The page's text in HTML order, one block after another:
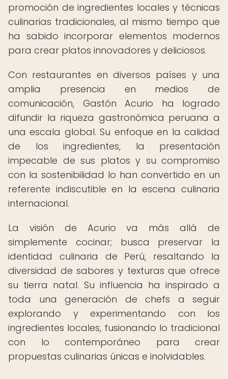
promoción de ingredientes locales y técnicas
culinarias tradicionales, al mismo tiempo que
ha sabido incorporar elementos modernos
para crear platos innovadores y deliciosos.
Con restaurantes en diversos países y una
amplia presencia en medios de
comunicación, Gastón Acurio ha logrado
difundir la riqueza gastronómica peruana a
una escala global. Su enfoque en la calidad
de los ingredientes, la presentación
impecable de sus platos y su compromiso
con la sostenibilidad lo han convertido en un
referente indiscutible en la escena culinaria
internacional.
La visión de Acurio va más allá de
simplemente cocinar; busca preservar la
identidad culinaria de Perú, resaltando la
diversidad de sabores y texturas que ofrece
su tierra natal. Su influencia ha inspirado a
toda una generación de chefs a seguir
explorando y experimentando con los
ingredientes locales, fusionando lo tradicional
con lo contemporáneo para crear
propuestas culinarias únicas e inolvidables.